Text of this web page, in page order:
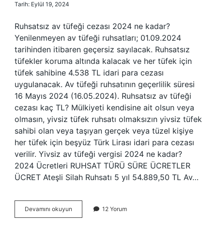
Tarih: Eylül 19, 2024
Ruhsatsız av tüfeği cezası 2024 ne kadar?
Yenilenmeyen av tüfeği ruhsatları; 01.09.2024
tarihinden itibaren geçersiz sayılacak. Ruhsatsız
tüfekler koruma altında kalacak ve her tüfek için
tüfek sahibine 4.538 TL idari para cezası
uygulanacak. Av tüfeği ruhsatının geçerlilik süresi
16 Mayıs 2024 (16.05.2024). Ruhsatsız av tüfeği
cezası kaç TL? Mülkiyeti kendisine ait olsun veya
olmasın, yivsiz tüfek ruhsatı olmaksızın yivsiz tüfek
sahibi olan veya taşıyan gerçek veya tüzel kişiye
her tüfek için beşyüz Türk Lirası idari para cezası
verilir. Yivsiz av tüfeği vergisi 2024 ne kadar?
2024 Ücretleri RUHSAT TÜRÜ SÜRE ÜCRETLER
ÜCRET Ateşli Silah Ruhsatı 5 yıl 54.889,50 TL Av…
Devamını okuyun
Av
12 Yorum